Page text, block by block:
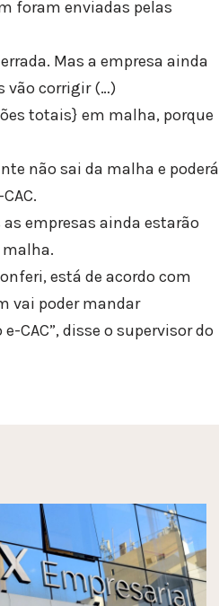
foram enviadas pelas
Mas a empresa ainda
vão corrigir (…)
totais} em malha, porque
não sai da malha e poderá
empresas ainda estarão
está de acordo com
vai poder mandar
CAC”, disse o supervisor do